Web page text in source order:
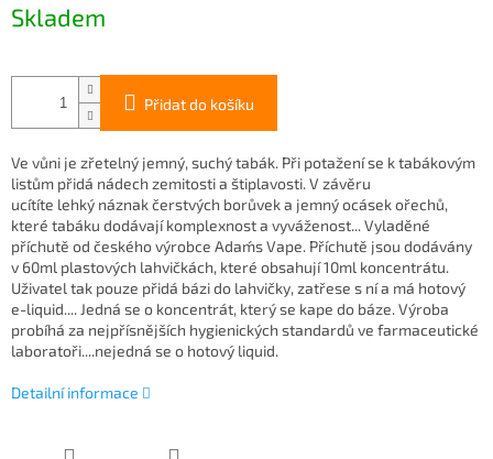
cena:
Skladem
Přidat do košíku
Ve vůni je zřetelný jemný, suchý tabák. Při potažení se k tabákovým
listům přidá nádech zemitosti a štiplavosti. V závěru
ucítíte lehký náznak čerstvých borůvek a jemný ocásek ořechů,
které tabáku dodávají komplexnost a vyváženost... Vyladěné
příchutě od českého výrobce Adam´s Vape. Příchutě jsou dodávány
v 60ml plastových lahvičkách, které obsahují 10ml koncentrátu.
Uživatel tak pouze přidá bázi do lahvičky, zatřese s ní a má hotový
e-liquid.... Jedná se o koncentrát, který se kape do báze. Výroba
probíhá za nejpřísnějších hygienických standardů ve farmaceutické
laboratoři....nejedná se o hotový liquid.
Detailní informace